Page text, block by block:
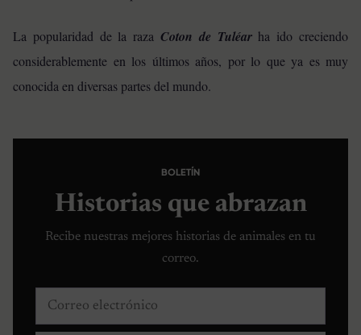
La popularidad de la raza Coton de Tuléarha ido creciendo
considerablemente en los últimos años, por lo que ya es muy
conocida en diversas partes del mundo.
BOLETÍN
Historias que abrazan
Recibe nuestras mejores historias de animales en tu
correo.
Correo electrónico